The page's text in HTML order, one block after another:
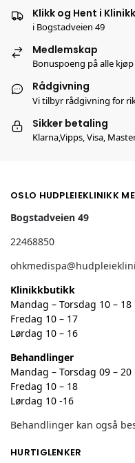
Klikk og Hent i Klinikk
i Bogstadveien 49
Medlemskap
Bonuspoeng på alle kjøp
Rådgivning
Vi tilbyr rådgivning for
Sikker betaling
Klarna,Vipps, Visa,
OSLO HUDPLEIEKLINIKK
Bogstadveien 49
22468850
Klinikkbutikk
Mandag – Torsdag 10 – 18
Fredag 10 – 17
Lørdag 10 – 16
Behandlinger
Mandag – Torsdag 09 – 20
Fredag 10 – 18
Lørdag 10 -16
Behandlinger kan også
HURTIGLENKER